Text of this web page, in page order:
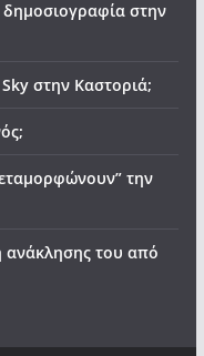
δημοσιογραφία στην
στην Καστοριά;
την
του από